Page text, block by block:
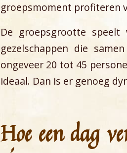
groepsmoment profiteren
De groepsgrootte
gezelschappen die
ongeveer 20 tot 45
ideaal. Dan is er genoeg
Hoe een dag